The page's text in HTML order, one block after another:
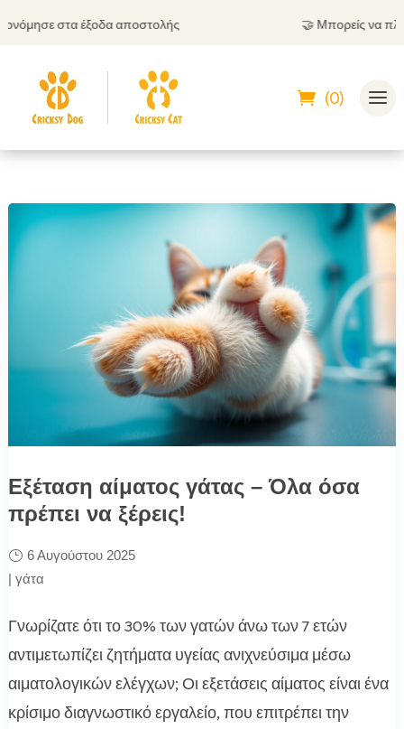
στα έξοδα αποστολής Μπορείς να
(0)
Εξέταση αίματος γάτας – Όλα όσα
πρέπει να ξέρεις!
6 Αυγούστου 2025
| γάτα
Γνωρίζατε ότι το 30% των γατών άνω των 7 ετών
αντιμετωπίζει ζητήματα υγείας ανιχνεύσιμα μέσω
αιματολογικών ελέγχων; Οι εξετάσεις αίματος είναι ένα
κρίσιμο διαγνωστικό εργαλείο, που επιτρέπει την